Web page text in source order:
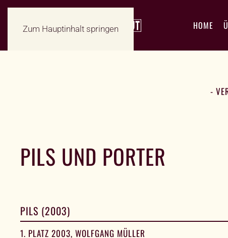
Zum Hauptinhalt springen HOME
-
PILS UND PORTER
PILS (2003)
1. PLATZ 2003, WOLFGANG MÜLLER